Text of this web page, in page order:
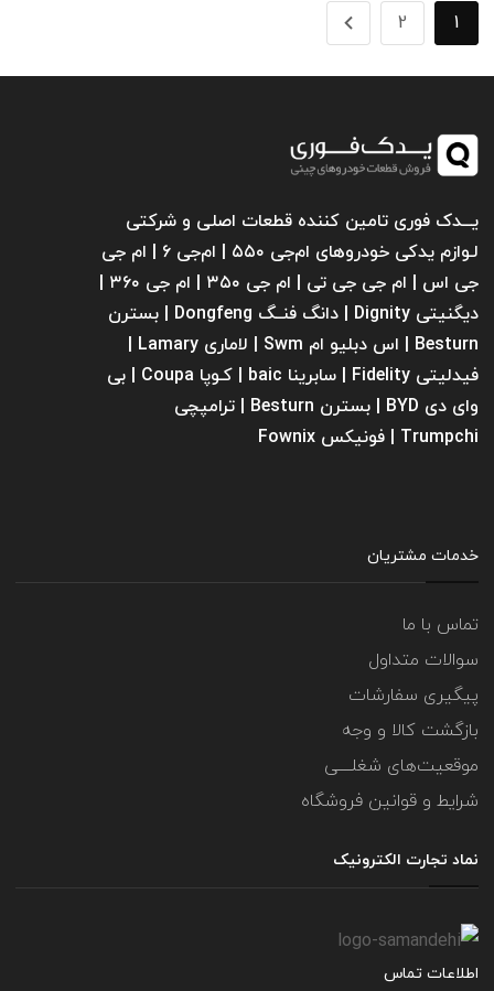
1
2
یـــدک فوری تامین کننده قطعات اصلی و شرکتی
لـوازم یدکی خودروهای ام‌جی ۵۵۰ | ام‌جی ۶ | ام جی
دیگنیتی Dignity | دانگ فنــگ Dongfeng | بسترن
فیدلیتی Fidelity | سابرینا ‌baic | کـوپا Coupa | بی
وای دی BYD | بسترن Besturn | ترامپچی
Trumpchi | فونیکس Fownix
خدمات مشتریان
تماس با ما
سوالات متداول
پیگیری سفارشات
بازگشت کالا و وجه
موقعیت‌های شغلــــی
شرایط و قوانین فروشگاه
نماد تجارت الکترونیک
اطلاعات تماس